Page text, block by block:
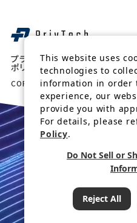
プライバシー
ポリシー
クッキーポ
リシー
パー
部送
COPYRIGHT © PRIV TECH, INC.
This website uses
technologies to
information in order
experience, our
provide you with
For details, please
Policy.
Do Not Sell or
Reject All